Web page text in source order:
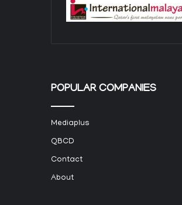
POPULAR COMPANIES
Mediaplus
QBCD
Contact
About